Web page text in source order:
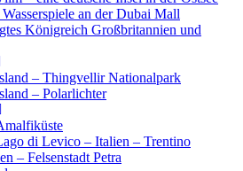
an der Dubai Mall
Königreich Großbritannien und
– Thingvellir Nationalpark
– Polarlichter
di Levico – Italien – Trentino
– Felsenstadt Petra